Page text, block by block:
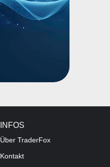
INFOS
Über TraderFox
Kontakt